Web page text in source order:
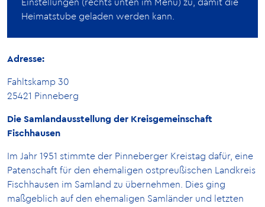
Adresse:
Fahltskamp 30
25421 Pinneberg
Die Samlandausstellung der Kreisgemeinschaft
Fischhausen
Im Jahr 1951 stimmte der Pinneberger Kreistag dafür, eine
Patenschaft für den ehemaligen ostpreußischen Landkreis
Fischhausen im Samland zu übernehmen. Dies ging
maßgeblich auf den ehemaligen Samländer und letzten